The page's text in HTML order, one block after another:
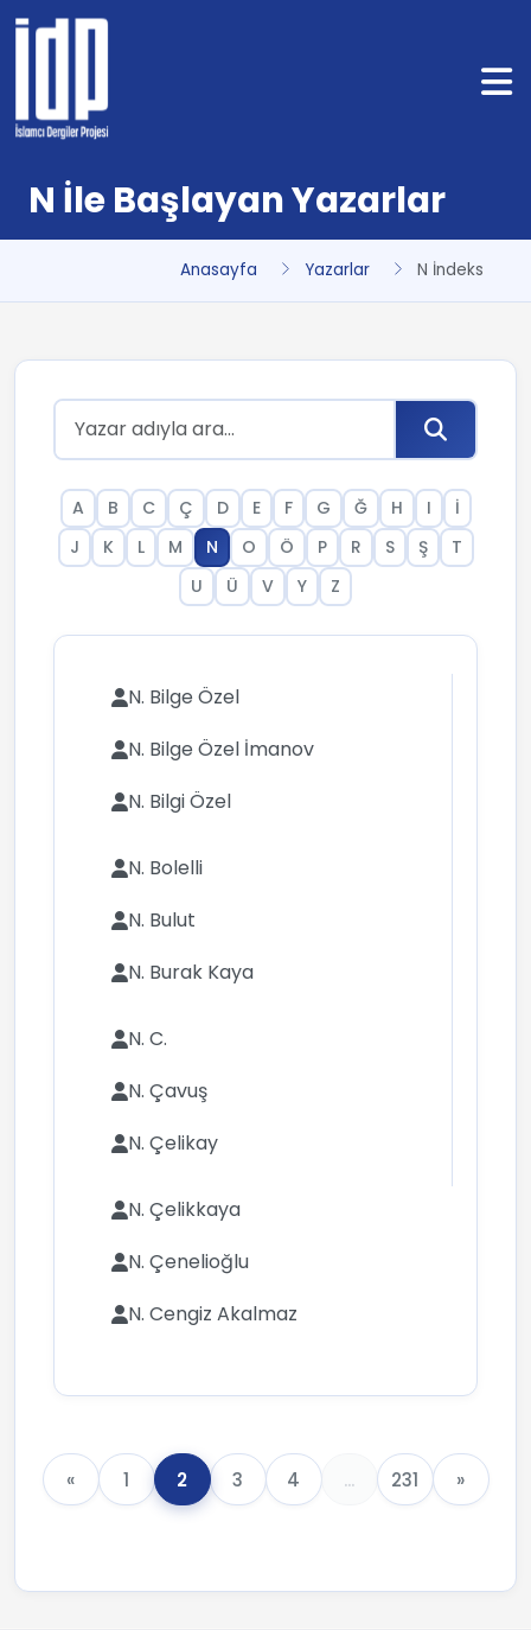
N İle Başlayan Yazarlar
Anasayfa Yazarlar N İndeks
A B C Ç D E F G Ğ H I
İ
J
K L M N O Ö P R S Ş
T
U
Ü V Y Z
N. Bilge Özel
N. Bilge Özel İmanov
N. Bilgi Özel
N. Bolelli
N. Bulut
N. Burak Kaya
N. C.
N. Çavuş
N. Çelikay
N. Çelikkaya
N. Çenelioğlu
N. Cengiz Akalmaz
« 1 2 3 4 ... 231 »